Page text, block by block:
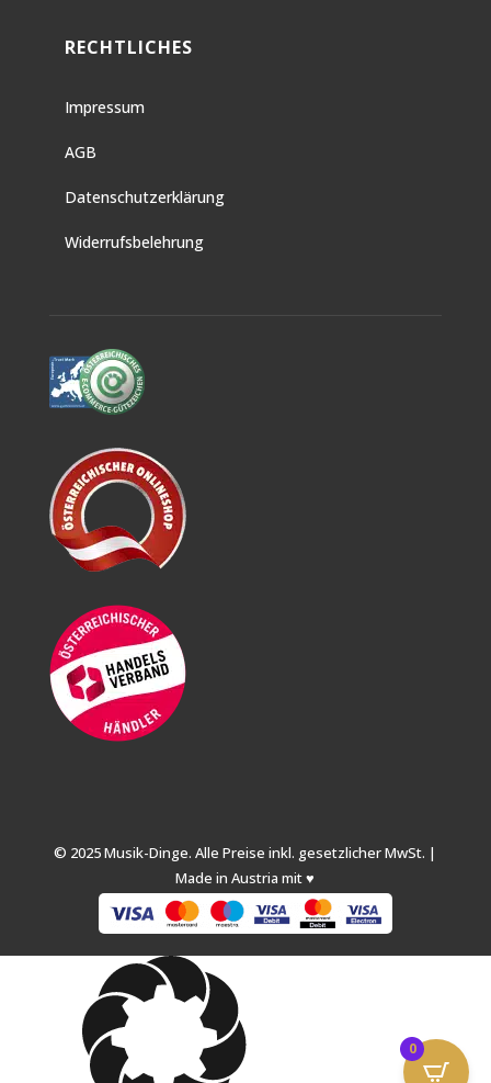
RECHTLICHES
Impressum
AGB
Datenschutzerklärung
Widerrufsbelehrung
© 2025 Musik-Dinge. Alle Preise inkl. gesetzlicher MwSt. |
Made in Austria mit ♥
0